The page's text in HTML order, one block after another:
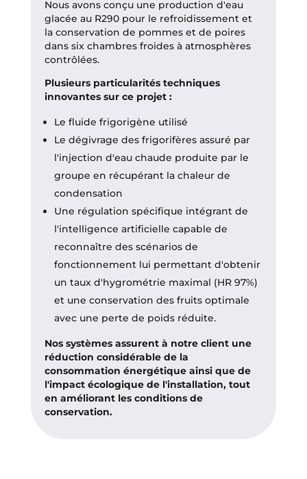
Nous avons conçu une production d'eau
glacée au R290 pour le refroidissement et
la conservation de pommes et de poires
dans six chambres froides à atmosphères
contrôlées.
Plusieurs particularités techniques
innovantes sur ce projet :
Le fluide frigorigène utilisé
Le dégivrage des frigorifères assuré par
l'injection d'eau chaude produite par le
groupe en récupérant la chaleur de
condensation
Une régulation spécifique intégrant de
l'intelligence artificielle capable de
reconnaître des scénarios de
fonctionnement lui permettant d'obtenir
un taux d'hygrométrie maximal (HR 97%)
et une conservation des fruits optimale
avec une perte de poids réduite.
Nos systèmes assurent à notre client une
réduction considérable de la
consommation énergétique ainsi que de
l'impact écologique de l'installation, tout
en améliorant les conditions de
conservation.